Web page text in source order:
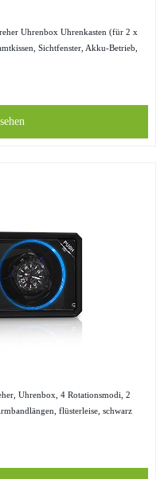
Uhrenbox Uhrenkasten (für 2 x
Sichtfenster, Akku-Betrieb,
Uhrenbox, 4 Rotationsmodi, 2
flüsterleise, schwarz